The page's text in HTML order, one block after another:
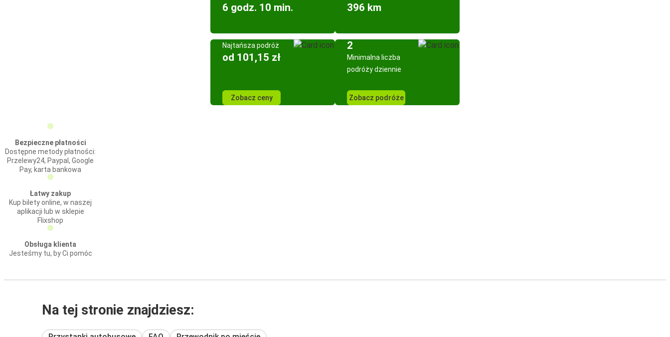
6 godz. 10 min. 396 km
Najtańsza podróż
od 101,15 zł
Zobacz ceny
2
Minimalna liczba
podróży dziennie
Zobacz podróże
Bezpieczne płatności
Dostępne metody płatności:
Przelewy24, Paypal, Google
Pay, karta bankowa
Łatwy zakup
Kup bilety online, w naszej
aplikacji lub w sklepie
Flixshop
Obsługa klienta
Jesteśmy tu, by Ci pomóc
Na tej stronie znajdziesz: